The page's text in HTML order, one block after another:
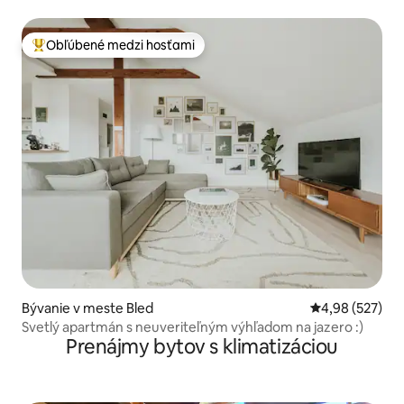
Najobľúbenejšie medzi hosťami
Obľúbené medzi hosťami
Bývanie v meste Bled Priemerné
4,98 (527)
Svetlý apartmán s neuveriteľným výhľadom na jazero :)
Prenájmy bytov s klimatizáciou